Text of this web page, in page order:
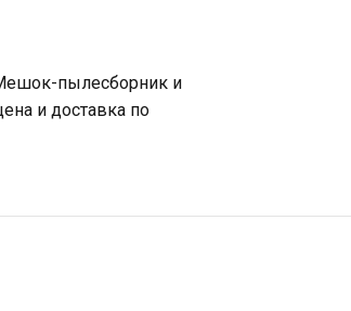
пылесборник и
и доставка по